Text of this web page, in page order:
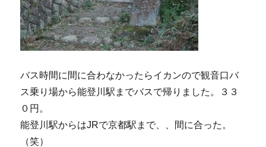
バス時間に間に合わなかったらイカンので観音口バ
ス乗り場から能登川駅までバスで帰りました。３３
０円。
能登川駅からはJRで京都駅まで、、間に合った。
（笑）